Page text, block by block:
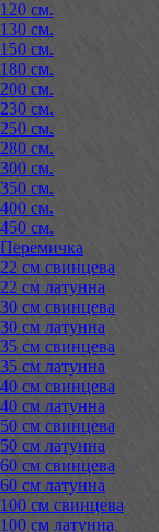
120 см.
130 см.
150 см.
180 см.
200 см.
230 см.
250 см.
280 см.
300 см.
350 см.
400 см.
450 см.
Перемичка
22 см свинцева
22 см латунна
30 см свинцева
30 см латунна
35 см свинцева
35 см латунна
40 см свинцева
40 см латунна
50 см свинцева
50 см латунна
60 см свинцева
60 см латунна
100 см свинцева
100 см латунна